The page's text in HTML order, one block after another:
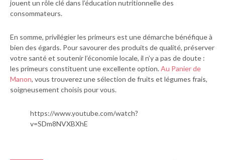
jouent un rôle clé dans l’éducation nutritionnelle des
consommateurs.
En somme, privilégier les primeurs est une démarche bénéfique à
bien des égards. Pour savourer des produits de qualité, préserver
votre santé et soutenir l’économie locale, il n’y a pas de doute :
les primeurs constituent une excellente option.Au Panier de
Manon, vous trouverez une sélection de fruits et légumes frais,
soigneusement choisis pour vous.
https://www.youtube.com/watch?
v=SDm8NVXBXhE